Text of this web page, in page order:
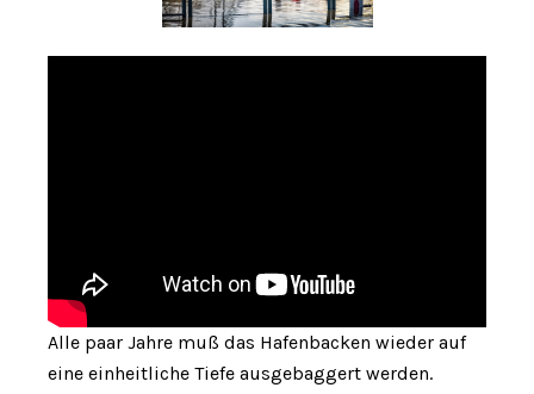
Alle paar Jahre muß das Hafenbacken wieder auf
eine einheitliche Tiefe ausgebaggert werden.